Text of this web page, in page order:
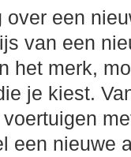
een
van een
het merk,
je kiest.
een nieuwe